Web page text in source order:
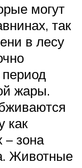
могут
так
в лесу
жары.
как
– зона
Животные